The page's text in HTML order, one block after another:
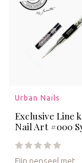
Urban Nails
Exclusive Line
Nail Art #000